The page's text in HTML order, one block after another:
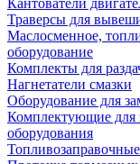
Кантователи
Траверсы для
Маслосменное,
оборудование
Комплекты для
Нагнетатели смазки
Оборудование для
Комплектующие для
оборудования